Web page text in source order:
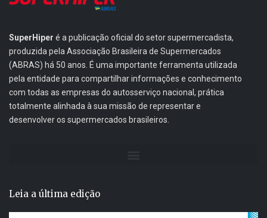
SuperHiper é a publicação oficial do setor supermercadista,
produzida pela Associação Brasileira de Supermercados
(ABRAS) há 50 anos. É uma importante ferramenta utilizada
pela entidade para compartilhar informações e conhecimento
com todas as empresas do autosserviço nacional, prática
totalmente alinhada à sua missão de representar e
desenvolver os supermercados brasileiros.
Leia a última edição